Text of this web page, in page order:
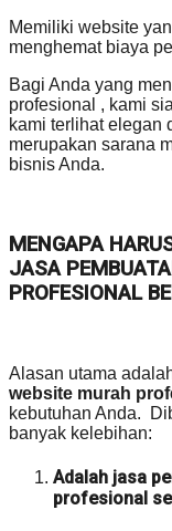
Memiliki website
menghemat biaya
Bagi Anda yang
profesional , kami
kami terlihat elegan
merupakan sarana
bisnis Anda.
MENGAPA
JASA
PROFESIONAL
Alasan utama
website murah
kebutuhan Anda.
banyak kelebihan:
Adalah jasa
profesional